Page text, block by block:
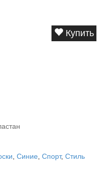
Купить
Синие Спорт, Стиль